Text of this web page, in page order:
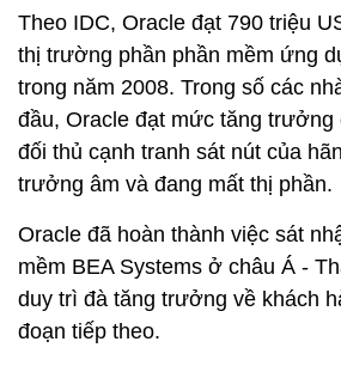
Theo IDC, Oracle đạt 790 triệu
thị trường phần phần mềm ứng
trong năm 2008. Trong số các
đầu, Oracle đạt mức tăng trưởng
đối thủ cạnh tranh sát nút của
trưởng âm và đang mất thị phần.
Oracle đã hoàn thành việc sát
mềm BEA Systems ở châu Á -
duy trì đà tăng trưởng về khách
đoạn tiếp theo.